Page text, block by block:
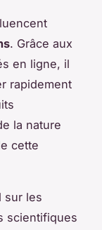
. Grâce aux
en ligne, il
rapidement
la nature
cette
sur les
scientifiques